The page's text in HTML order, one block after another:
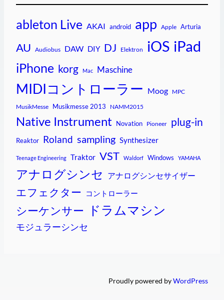
ableton Live AKAI android app Apple Arturia
AU Audiobus DAW DIY DJ Elektron iOS iPad
iPhone korg Mac Maschine
MIDIコントローラー Moog MPC
MusikMesse Musikmesse 2013 NAMM2015
Native Instrument Novation Pioneer plug-in
Reaktor Roland sampling Synthesizer
Teenage Engineering Traktor VST Waldorf Windows YAMAHA
アナログシンセ アナログシンセサイザー
エフェクター コントローラー
シーケンサー ドラムマシン
モジュラーシンセ
Proudly powered byWordPress